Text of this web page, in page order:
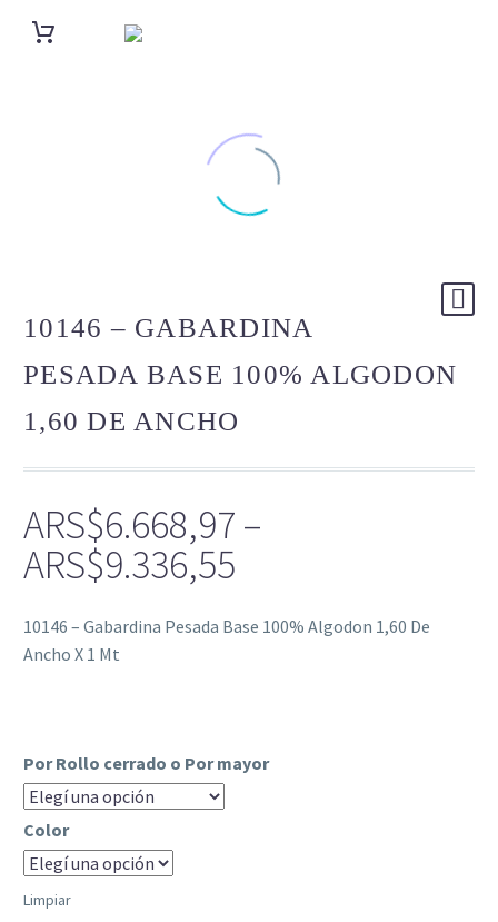
10146 – GABARDINA
PESADA BASE 100% ALGODON
1,60 DE ANCHO
ARS$6.668,97 –
ARS$9.336,55
ARS$6.668,97
10146 – Gabardina Pesada Base 100% Algodon 1,60 De
Ancho X 1 Mt
Por Rollo cerrado o Por mayor
Color
Limpiar